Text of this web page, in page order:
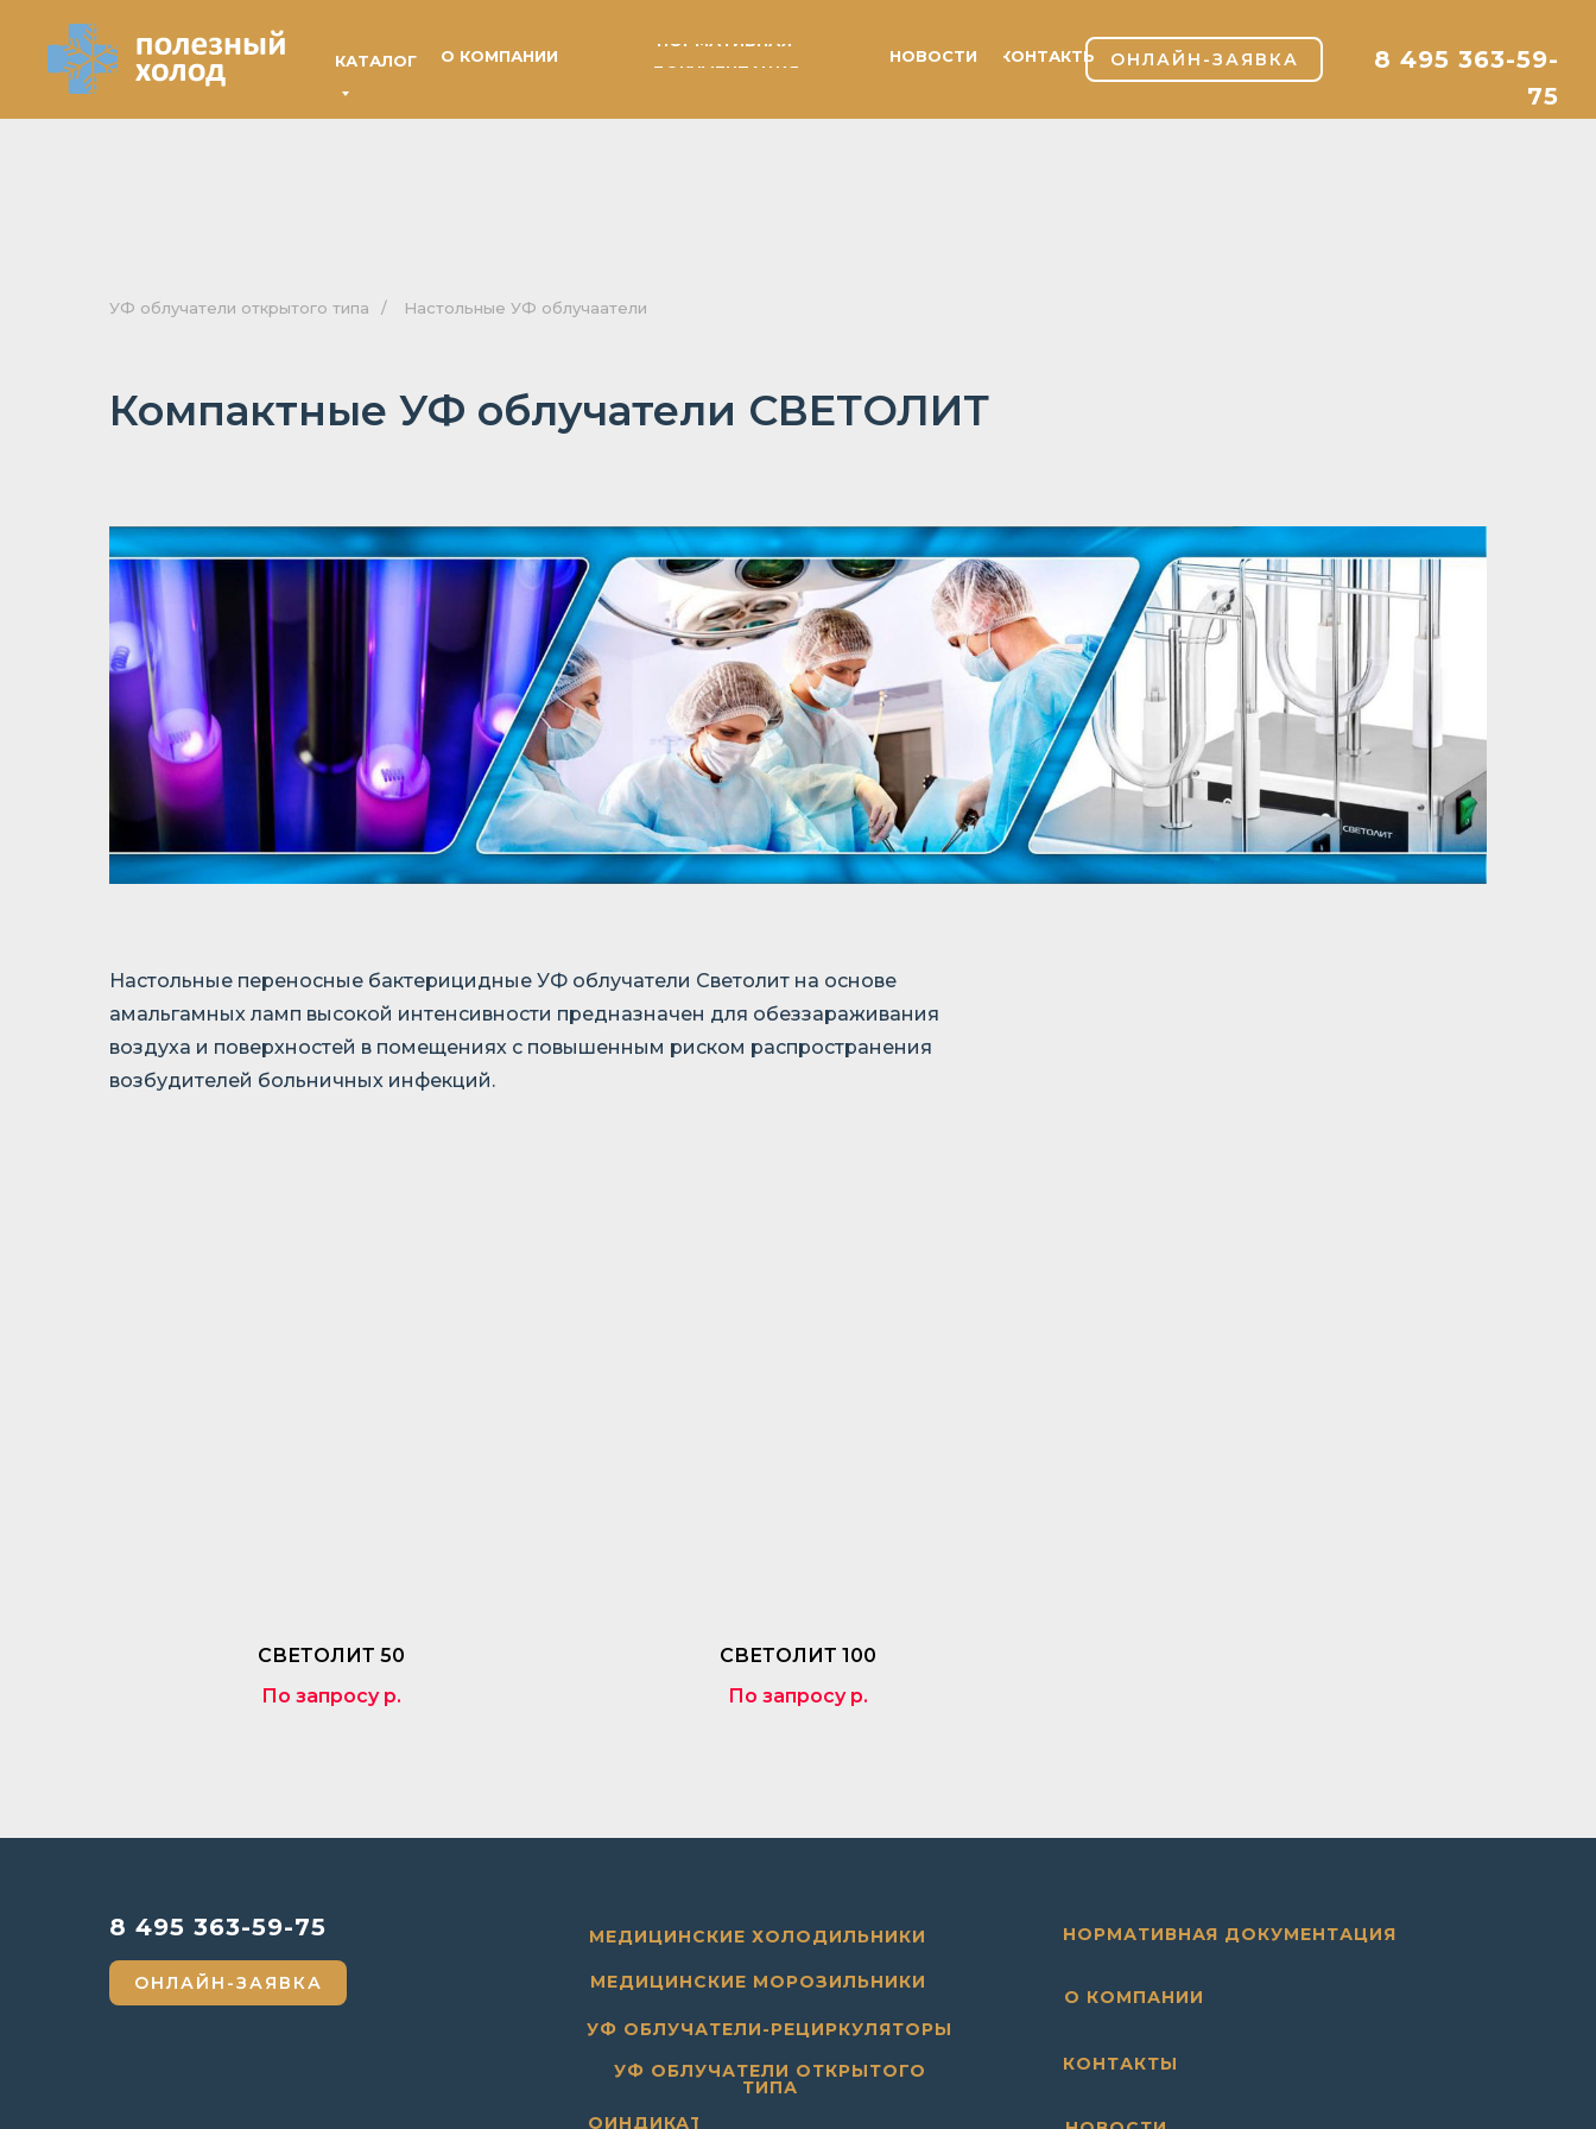
8 495 363-59-
75
ОНЛАЙН-ЗАЯВКА
НОРМАТИВНАЯ
ДОКУМЕНТАЦИЯ
КОНТАКТЫ
О КОМПАНИИ
КАТАЛОГ НОВОСТИ
УФ облучатели открытого типа / Настольные УФ облучаатели
Компактные УФ облучатели СВЕТОЛИТ
Настольные переносные бактерицидные УФ облучатели Светолит на основе
амальгамных ламп высокой интенсивности предназначен для обеззараживания
воздуха и поверхностей в помещениях с повышенным риском распространения
возбудителей больничных инфекций.
СВЕТОЛИТ 50
По запросу р.
СВЕТОЛИТ 100
По запросу р.
ОНЛАЙН-ЗАЯВКА
8 495 363-59-75 НОРМАТИВНАЯ ДОКУМЕНТАЦИЯ
КОНТАКТЫ
О КОМПАНИИ
МЕДИЦИНСКИЕ ХОЛОДИЛЬНИКИ
УФ ОБЛУЧАТЕЛИ-РЕЦИРКУЛЯТОРЫ
ТЕРМОИНДИКАТОРЫ
УФ ОБЛУЧАТЕЛИ ОТКРЫТОГО
ТИПА
МЕДИЦИНСКИЕ МОРОЗИЛЬНИКИ